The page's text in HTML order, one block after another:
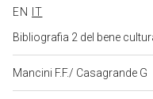
EN
IT
Bibliografia 2 del bene
Mancini F.F./ Casagrande G